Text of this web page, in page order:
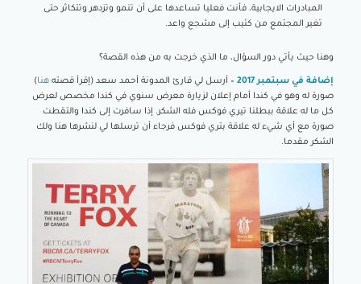
المبادرات الايجابية، فأنت فعليا تساعدها على أن تنمو وتزدهر وتتكاثر حتى
تغير المجتمع من كئيب إلى مشجع واعد.
وهنا حيث يأتي دور السؤال، ما الذي خرجت به من هذه القصة؟
إضافة في سبتمبر 2017 – أرسل لي قارئ المدونة أحمد سعد (إقرأ قصته هنا)
صورة له وهو في كندا أمام إعلان لزيارة معرض سنوي في كندا مخصص لعرض
كل ما له علاقة ببطلنا تيري فوكس فله الشكر. إذا سافرت إلى كندا والتقطت
صورة مع أي شيء له علاقة بتري فوكس فرجاء أن ترسلها لي لنشرها هنا ولك
الشكر مقدما.